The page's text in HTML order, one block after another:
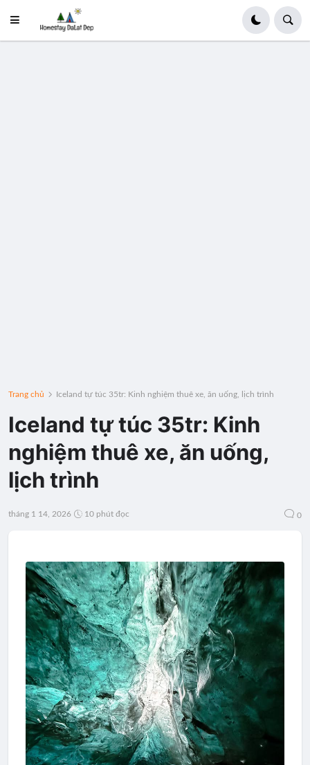
Trang chủ Iceland tự túc 35tr: Kinh nghiệm thuê xe, ăn uống, lịch trình
Iceland tự túc 35tr: Kinh
nghiệm thuê xe, ăn uống,
lịch trình
tháng 1 14, 2026 10 phút đọc 0